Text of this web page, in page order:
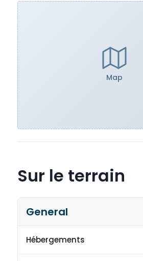
Map
Sur le terrain
General
Hébergements